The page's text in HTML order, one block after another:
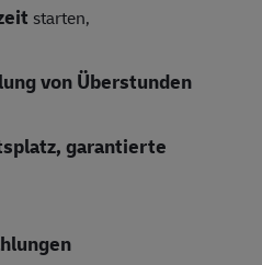
starten,
von Überstunden
garantierte